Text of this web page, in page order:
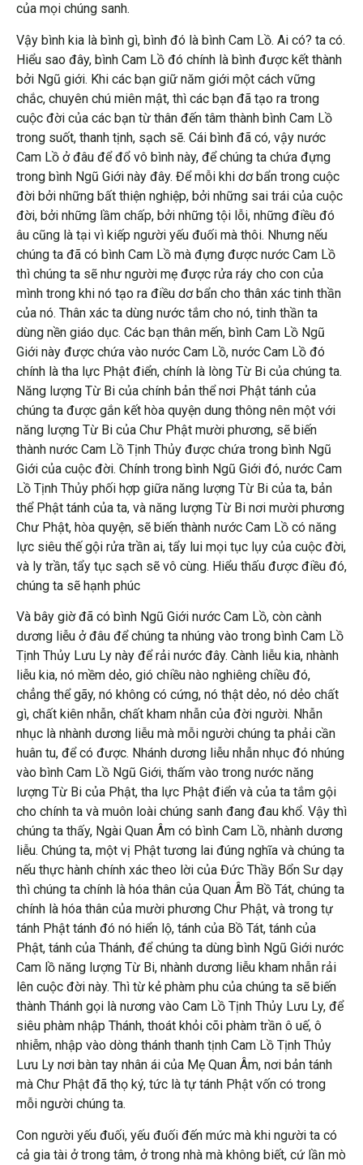
của mọi chúng sanh.
Vậy bình kia là bình gì, bình đó là bình Cam Lồ. Ai có? ta có.
Hiểu sao đây, bình Cam Lồ đó chính là bình được kết thành
bởi Ngũ giới. Khi các bạn giữ năm giới một cách vững
chắc, chuyên chú miên mật, thì các bạn đã tạo ra trong
cuộc đời của các bạn từ thân đến tâm thành bình Cam Lồ
trong suốt, thanh tịnh, sạch sẽ. Cái bình đã có, vậy nước
Cam Lồ ở đâu để đổ vô bình này, để chúng ta chứa đựng
trong bình Ngũ Giới này đây. Để mỗi khi dơ bẩn trong cuộc
đời bởi những bất thiện nghiệp, bởi những sai trái của cuộc
đời, bởi những lầm chấp, bởi những tội lỗi, những điều đó
âu cũng là tại vì kiếp người yếu đuối mà thôi. Nhưng nếu
chúng ta đã có bình Cam Lồ mà đựng được nước Cam Lồ
thì chúng ta sẽ như người mẹ được rửa ráy cho con của
mình trong khi nó tạo ra điều dơ bẩn cho thân xác tinh thần
của nó. Thân xác ta dùng nước tắm cho nó, tinh thần ta
dùng nền giáo dục. Các bạn thân mến, bình Cam Lồ Ngũ
Giới này được chứa vào nước Cam Lồ, nước Cam Lồ đó
chính là tha lực Phật điển, chính là lòng Từ Bi của chúng ta.
Năng lượng Từ Bi của chính bản thể nơi Phật tánh của
chúng ta được gắn kết hòa quyện dung thông nên một với
năng lượng Từ Bi của Chư Phật mười phương, sẽ biến
thành nước Cam Lồ Tịnh Thủy được chứa trong bình Ngũ
Giới của cuộc đời. Chính trong bình Ngũ Giới đó, nước Cam
Lồ Tịnh Thủy phối hợp giữa năng lượng Từ Bi của ta, bản
thể Phật tánh của ta, và năng lượng Từ Bi nơi mười phương
Chư Phật, hòa quyện, sẽ biến thành nước Cam Lồ có năng
lực siêu thế gội rửa trần ai, tẩy lui mọi tục lụy của cuộc đời,
và ly trần, tẩy tục sạch sẽ vô cùng. Hiểu thấu được điều đó,
chúng ta sẽ hạnh phúc
Và bây giờ đã có bình Ngũ Giới nước Cam Lồ, còn cành
dương liễu ở đâu để chúng ta nhúng vào trong bình Cam Lồ
Tịnh Thủy Lưu Ly này để rải nước đây. Cành liễu kia, nhành
liễu kia, nó mềm dẻo, gió chiều nào nghiêng chiều đó,
chẳng thể gãy, nó không có cứng, nó thật dẻo, nó dẻo chất
gì, chất kiên nhẫn, chất kham nhẫn của đời người. Nhẫn
nhục là nhành dương liễu mà mỗi người chúng ta phải cần
huân tu, để có được. Nhánh dương liễu nhẫn nhục đó nhúng
vào bình Cam Lồ Ngũ Giới, thấm vào trong nước năng
lượng Từ Bi của Phật, tha lực Phật điển và của ta tắm gội
cho chính ta và muôn loài chúng sanh đang đau khổ. Vậy thì
chúng ta thấy, Ngài Quan Âm có bình Cam Lồ, nhành dương
liễu. Chúng ta, một vị Phật tương lai đúng nghĩa và chúng ta
nếu thực hành chính xác theo lời của Đức Thầy Bổn Sư dạy
thì chúng ta chính là hóa thân của Quan Âm Bồ Tát, chúng ta
chính là hóa thân của mười phương Chư Phật, và trong tự
tánh Phật tánh đó nó hiển lộ, tánh của Bồ Tát, tánh của
Phật, tánh của Thánh, để chúng ta dùng bình Ngũ Giới nước
Cam lồ năng lượng Từ Bi, nhành dương liễu kham nhẫn rải
lên cuộc đời này. Thì từ kẻ phàm phu của chúng ta sẽ biến
thành Thánh gọi là nương vào Cam Lồ Tịnh Thủy Lưu Ly, để
siêu phàm nhập Thánh, thoát khỏi cõi phàm trần ô uế, ô
nhiễm, nhập vào dòng thánh thanh tịnh Cam Lồ Tịnh Thủy
Lưu Ly nơi bàn tay nhân ái của Mẹ Quan Âm, nơi bản tánh
mà Chư Phật đã thọ ký, tức là tự tánh Phật vốn có trong
mỗi người chúng ta.
Con người yếu đuối, yếu đuối đến mức mà khi người ta có
cả gia tài ở trong tâm, ở trong nhà mà không biết, cứ lần mò